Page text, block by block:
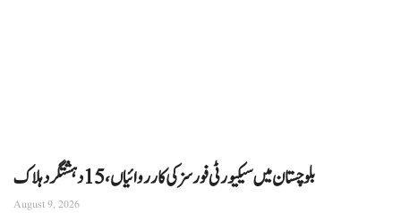
بلوچستان میں سیکیورٹی فورسز کی کارروائیاں، 15 دہشتگرد ہلاک
August 9, 2026